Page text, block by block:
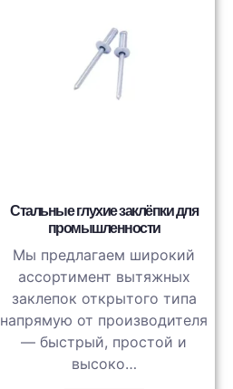
Стальные глухие заклёпки для
промышленности
Мы предлагаем широкий
ассортимент вытяжных
заклепок открытого типа
напрямую от производителя
— быстрый, простой и
высоко…